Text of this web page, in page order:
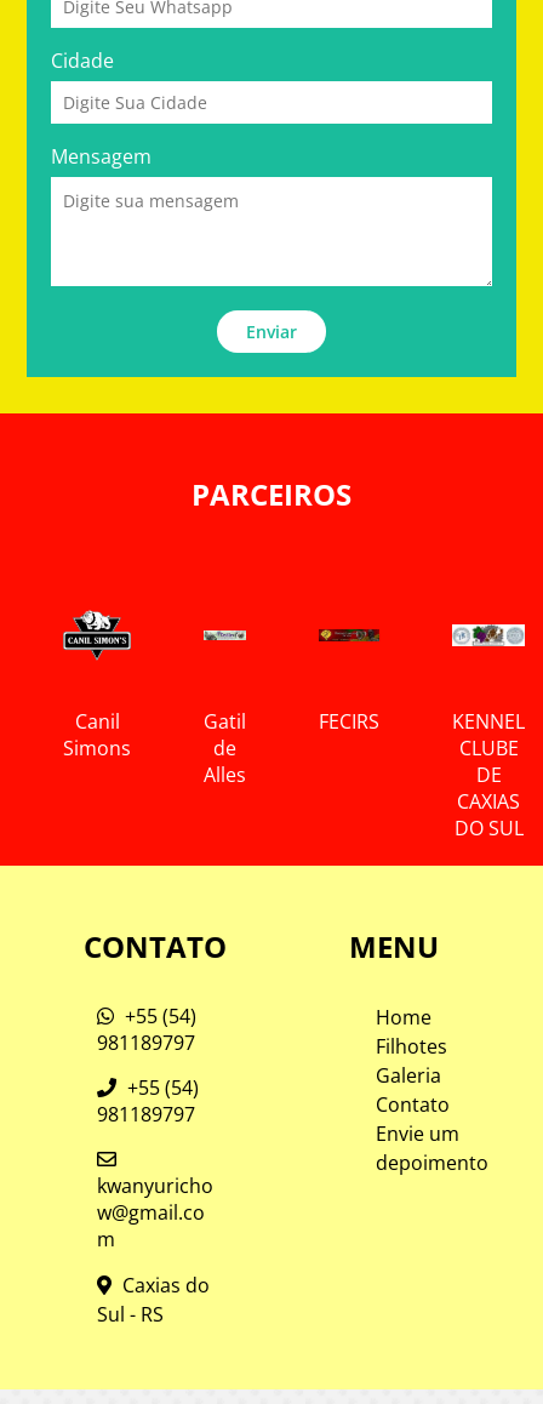
Cidade
Mensagem
Enviar
PARCEIROS
Canil
Simons
Gatil
de
Alles
FECIRS
KENNEL
CLUBE
DE
CAXIAS
DO SUL
CONTATO
+55 (54)
981189797
+55 (54)
981189797
kwanyuricho
w@gmail.co
m
Caxias do
Sul - RS
MENU
Home
Filhotes
Galeria
Contato
Envie um
depoimento